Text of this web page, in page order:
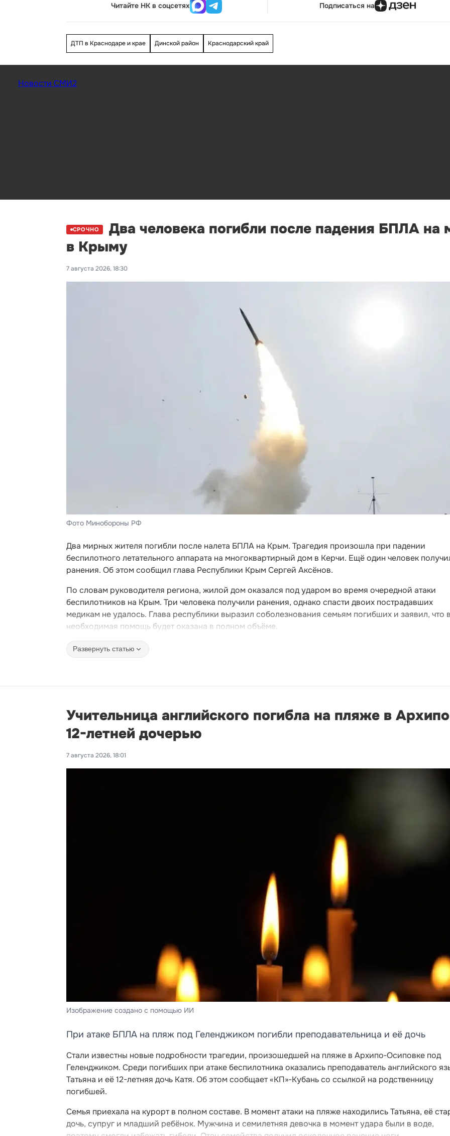
Читайте НК в соцсетях Подписаться на
ДТП в Краснодаре и крае Динской район Краснодарский край
Новости СМИ2
СРОЧНО
Два человека погибли после падения БПЛА на
в Крыму
7 августа 2026, 18:30
Фото Минобороны РФ
Два мирных жителя погибли после налета БПЛА на Крым. Трагедия произошла при падении
беспилотного летательного аппарата на многоквартирный дом в Керчи. Ещё один человек
ранения. Об этом сообщил глава Республики Крым Сергей Аксёнов.
По словам руководителя региона, жилой дом оказался под ударом во время очередной атаки
беспилотников на Крым. Три человека получили ранения, однако спасти двоих пострадавших
медикам не удалось. Глава республики выразил соболезнования семьям погибших и заявил, что
необходимая помощь будет оказана в полном объёме.
Развернуть статью
Учительница английского погибла на пляже в
12-летней дочерью
7 августа 2026, 18:01
Изображение создано с помощью ИИ
При атаке БПЛА на пляж под Геленджиком погибли преподавательница и её дочь
Стали известны новые подробности трагедии, произошедшей на пляже в Архипо‑Осиповке под
Геленджиком. Среди погибших при атаке беспилотника оказались преподаватель английского
Татьяна и её 12-летняя дочь Катя. Об этом сообщает «КП»‑Кубань со ссылкой на родственницу
погибшей.
Семья приехала на курорт в полном составе. В момент атаки на пляже находились Татьяна, её
дочь, супруг и младший ребёнок. Мужчина и семилетняя девочка в момент удара были в воде,